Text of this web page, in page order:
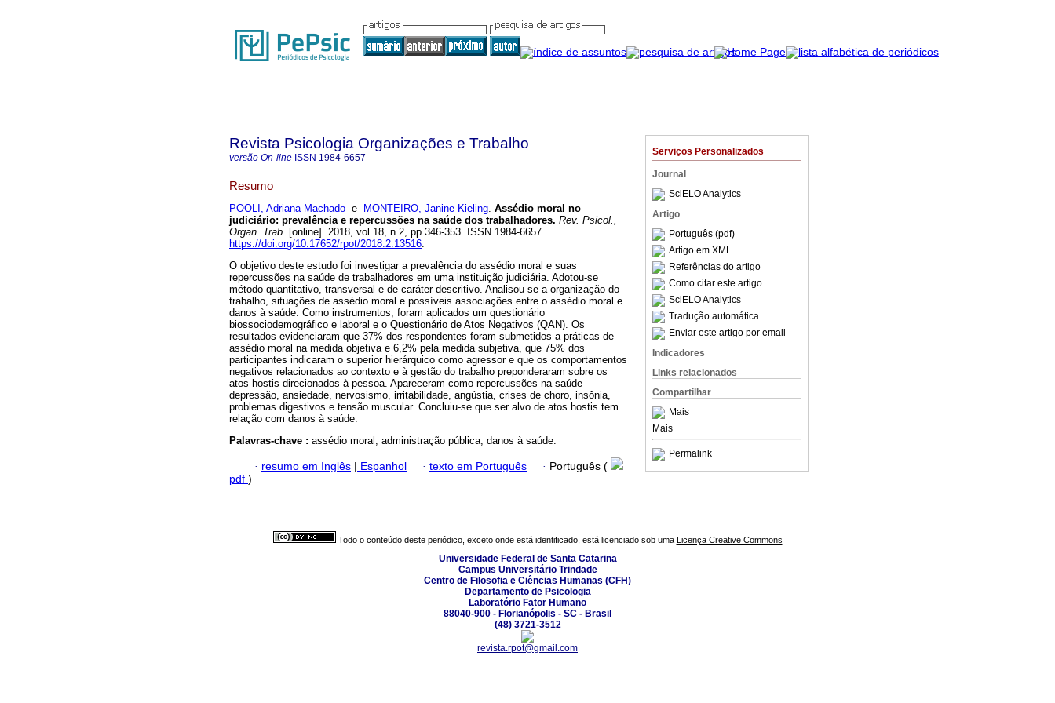
Serviços Personalizados
Journal
SciELO Analytics
Artigo
Português (pdf)
Artigo em XML
Referências do artigo
Como citar este artigo
SciELO Analytics
Tradução automática
Enviar este artigo por email
Indicadores
Links relacionados
Compartilhar
Mais
Mais
Permalink
Revista Psicologia Organizações e Trabalho
versão On-line ISSN 1984-6657
Resumo
POOLI, Adriana Machado e MONTEIRO, Janine Kieling. Assédio moral no
judiciário: prevalência e repercussões na saúde dos trabalhadores. Rev. Psicol.,
Organ. Trab. [online]. 2018, vol.18, n.2, pp.346-353. ISSN 1984-6657.
https://doi.org/10.17652/rpot/2018.2.13516.
O objetivo deste estudo foi investigar a prevalência do assédio moral e suas
repercussões na saúde de trabalhadores em uma instituição judiciária. Adotou-se
método quantitativo, transversal e de caráter descritivo. Analisou-se a organização do
trabalho, situações de assédio moral e possíveis associações entre o assédio moral e
danos à saúde. Como instrumentos, foram aplicados um questionário
biossociodemográfico e laboral e o Questionário de Atos Negativos (QAN). Os
resultados evidenciaram que 37% dos respondentes foram submetidos a práticas de
assédio moral na medida objetiva e 6,2% pela medida subjetiva, que 75% dos
participantes indicaram o superior hierárquico como agressor e que os comportamentos
negativos relacionados ao contexto e à gestão do trabalho preponderaram sobre os
atos hostis direcionados à pessoa. Apareceram como repercussões na saúde
depressão, ansiedade, nervosismo, irritabilidade, angústia, crises de choro, insônia,
problemas digestivos e tensão muscular. Concluiu-se que ser alvo de atos hostis tem
relação com danos à saúde.
Palavras-chave : assédio moral; administração pública; danos à saúde.
· resumo em Inglês | Espanhol · texto em Português · Português (
pdf )
Todo o conteúdo deste periódico, exceto onde está identificado, está licenciado sob uma Licença Creative Commons
Universidade Federal de Santa Catarina
Campus Universitário Trindade
Centro de Filosofia e Ciências Humanas (CFH)
Departamento de Psicologia
Laboratório Fator Humano
88040-900 - Florianópolis - SC - Brasil
(48) 3721-3512
revista.rpot@gmail.com